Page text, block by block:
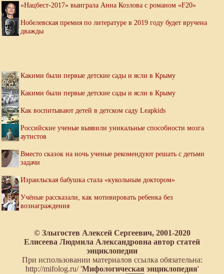
«Нацбест-2017» выиграла Анна Козлова с романом «F20»
Нобелевская премия по литературе в 2019 году будет вручена
дважды
Какими были первые детские сады и ясли в Крыму
Какими были первые детские сады и ясли в Крыму
Как воспитывают детей в детском саду Leapkids
Российские ученые выявили уникальные способности мозга
аутистов
Вместо сказок на ночь ученые рекомендуют решать с детьми
задачи
Израильская бабушка стала «кукольным доктором»
Учёные рассказали, как мотивировать ребенка без
вознаграждения
© Злыгостев Алексей Сергеевич, 2001-2020
Елисеева Людмила Александровна автор статей
энциклопедии
При использовании материалов ссылка обязательна:
http://mifolog.ru/ 'Мифологическая энциклопедия'